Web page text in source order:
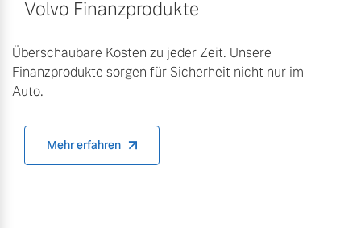
Volvo Finanzprodukte
Überschaubare Kosten zu jeder Zeit. Unsere
Finanzprodukte sorgen für Sicherheit nicht nur im
Auto.
Mehr erfahren